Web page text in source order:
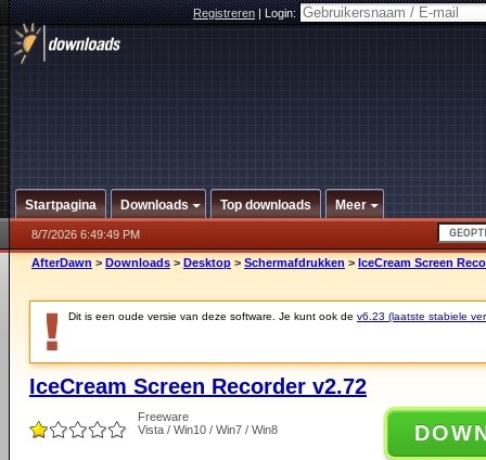
Registreren|Login:
Startpagina Downloads Top downloads Meer
8/7/2026 6:49:49 PM
AfterDawn > Downloads > Desktop > Schermafdrukken > IceCream Screen
Dit is een oude versie van deze software. Je kunt ook de v6.23 (laatste stabiele
IceCream Screen Recorder v2.72
Freeware
Vista / Win10 / Win7 / Win8